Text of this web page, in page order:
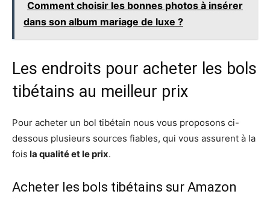
Comment choisir les bonnes photos à insérer
dans son album mariage de luxe ?
Les endroits pour acheter les bols
tibétains au meilleur prix
Pour acheter un bol tibétain nous vous proposons ci-
dessous plusieurs sources fiables, qui vous assurent à la
fois la qualité et le prix.
Acheter les bols tibétains sur Amazon